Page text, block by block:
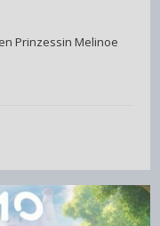
Prinzessin Melinoe